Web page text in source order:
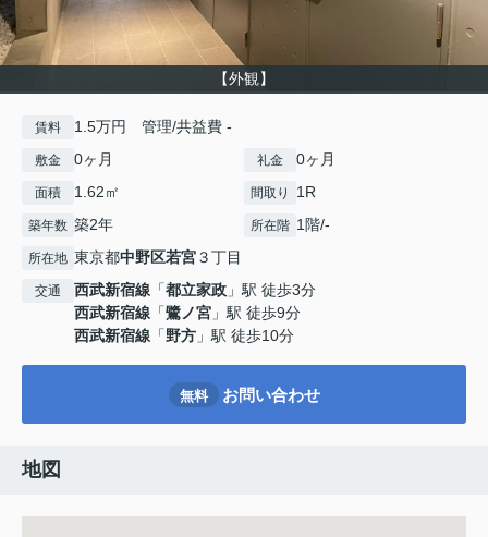
【外観】
賃料 1.5万円 管理/共益費 -
敷金 0ヶ月 礼金 0ヶ月
面積 1.62㎡ 間取り 1R
築年数 築2年 所在階 1階/-
所在地 東京都中野区若宮３丁目
交通 西武新宿線 「都立家政 」駅 徒歩3分
西武新宿線 「鷺ノ宮 」駅 徒歩9分
西武新宿線 「野方 」駅 徒歩10分
無料 お問い合わせ
地図